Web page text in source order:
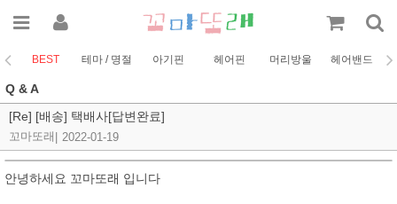
BEST 테마 / 명절 아기핀 헤어핀 머리방울 헤어밴드
Q & A
[Re] [배송] 택배사[답변완료]
꼬마또래 2022-01-19
안녕하세요 꼬마또래 입니다